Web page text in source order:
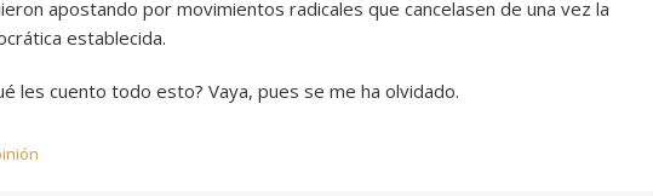
apostando por movimientos radicales que cancelasen de una vez la
establecida.
les cuento todo esto? Vaya, pues se me ha olvidado.